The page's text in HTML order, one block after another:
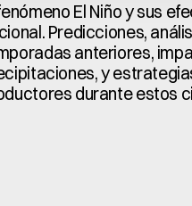
El Niño y sus
Predicciones,
anteriores,
y
durante estos